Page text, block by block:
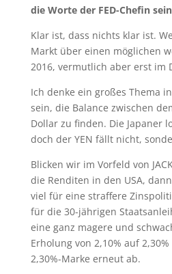
die Worte der FED-Chefin
Klar ist, dass nichts klar ist.
Markt über einen möglichen
2016, vermutlich aber erst im
Ich denke ein großes Thema
sein, die Balance zwischen
Dollar zu finden. Die Japaner
doch der YEN fällt nicht,
Blicken wir im Vorfeld von
die Renditen in den USA,
viel für eine straffere
für die 30-jährigen
eine ganz magere und
Erholung von 2,10% auf
2,30%-Marke erneut ab.